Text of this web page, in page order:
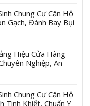
Chung Cư Căn Hộ
Gạch, Đánh Bay Bụi
Hiệu Cửa Hàng
Nghiệp, An
Chung Cư Căn Hộ
Tinh Khiết, Chuẩn Y